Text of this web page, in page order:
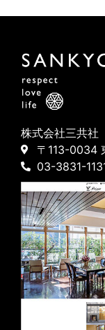
株式会社三共社
〒113-0034
03-3831-